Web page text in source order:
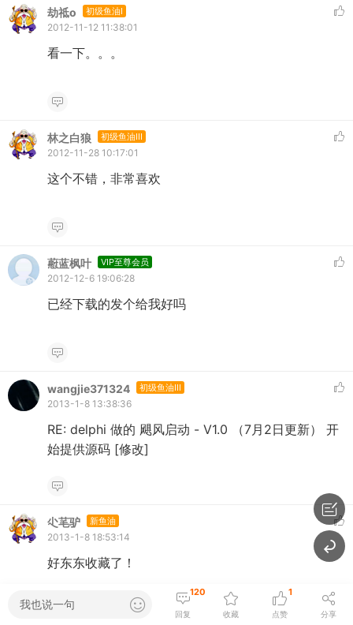
劫祗o 初级鱼油I
2012-11-12 11:38:01
看一下。。。
林之白狼 初级鱼油III
2012-11-28 10:17:01
这个不错，非常喜欢
藯蓝枫叶 VIP至尊会员
2012-12-6 19:06:28
已经下载的发个给我好吗
wangjie371324 初级鱼油III
2013-1-8 13:38:36
RE: delphi 做的 飓风启动 - V1.0 （7月2日更新） 开
始提供源码 [修改]
尐芼驴 新鱼油
2013-1-8 18:53:14
好东东收藏了！
我也说一句
回复
120
收藏
1
点赞 分享